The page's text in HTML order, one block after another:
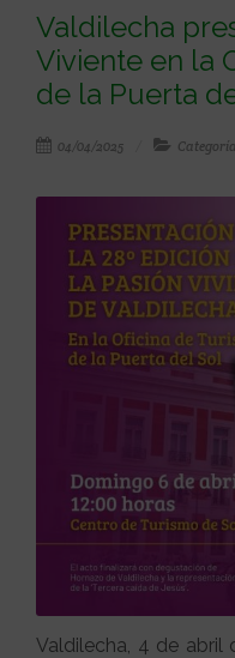
Valdilecha
Viviente en la
de la Puerta
04/04/2025
Valdilecha, 4 de abril